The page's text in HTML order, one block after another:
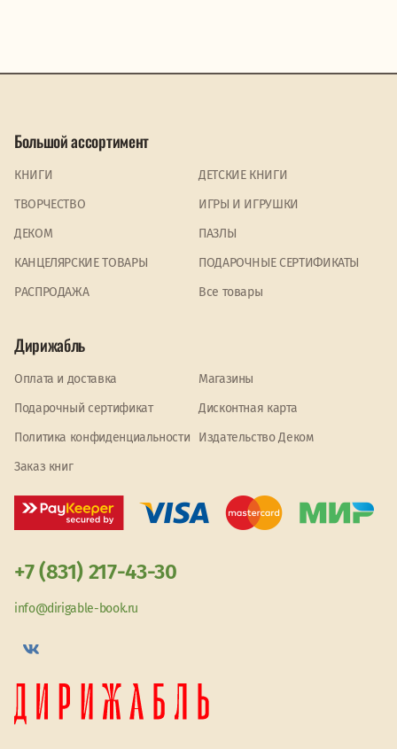
Большой ассортимент
КНИГИ
ДЕТСКИЕ КНИГИ
ТВОРЧЕСТВО
ИГРЫ И ИГРУШКИ
ДЕКОМ
ПАЗЛЫ
КАНЦЕЛЯРСКИЕ ТОВАРЫ
ПОДАРОЧНЫЕ СЕРТИФИКАТЫ
PАСПРОДАЖА
Все товары
Дирижабль
Оплата и доставка
Магазины
Подарочный сертификат
Дисконтная карта
Политика конфиденциальности
Издательство Деком
Заказ книг
+7 (831) 217-43-30
info@dirigable-book.ru